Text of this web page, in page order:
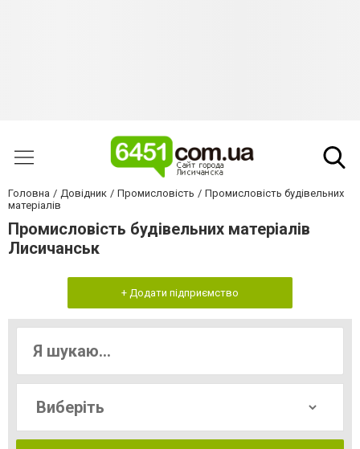
Головна Довідник Промисловість
Промисловість будівельних
матеріалів
Промисловість будівельних матеріалів
Лисичанськ
+ Додати підприємство